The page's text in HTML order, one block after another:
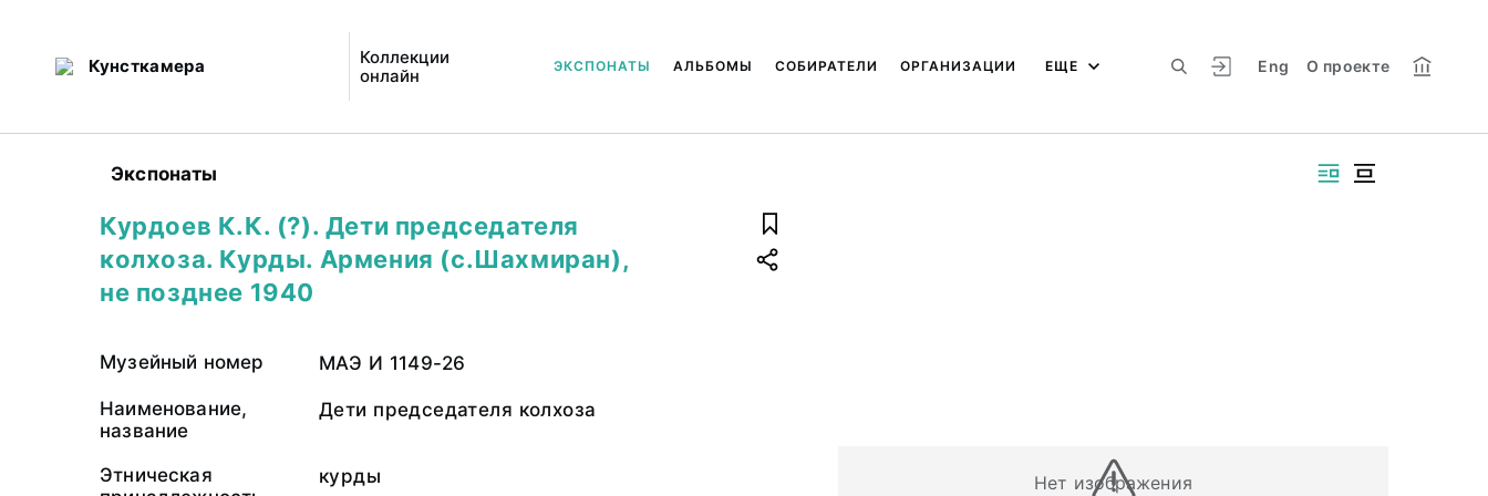
Кунсткамера
Коллекции
онлайн
Eng О проекте
ЭКСПОНАТЫ АЛЬБОМЫ СОБИРАТЕЛИ ОРГАНИЗАЦИИ ЕЩЕ
Экспонаты
Нет изображения
Курдоев К.К. (?). Дети председателя
колхоза. Курды. Армения (с.Шахмиран),
не позднее 1940
Музейный номер МАЭ И 1149-26
Наименование,
название
Дети председателя колхоза
Этническая
курды